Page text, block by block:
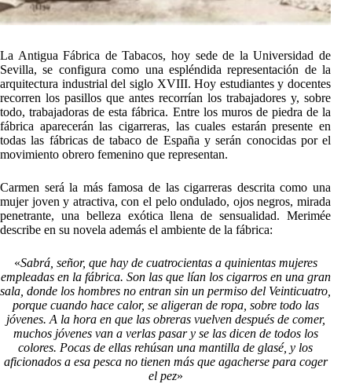
La Antigua Fábrica de Tabacos, hoy sede de la Universidad de
Sevilla, se configura como una espléndida representación de la
arquitectura industrial del siglo XVIII. Hoy estudiantes y docentes
recorren los pasillos que antes recorrían los trabajadores y, sobre
todo, trabajadoras de esta fábrica. Entre los muros de piedra de la
fábrica aparecerán las cigarreras, las cuales estarán presente en
todas las fábricas de tabaco de España y serán conocidas por el
movimiento obrero femenino que representan.
Carmen será la más famosa de las cigarreras descrita como una
mujer joven y atractiva, con el pelo ondulado, ojos negros, mirada
penetrante, una belleza exótica llena de sensualidad. Merimée
describe en su novela además el ambiente de la fábrica:
«Sabrá, señor, que hay de cuatrocientas a quinientas mujeres
empleadas en la fábrica. Son las que lían los cigarros en una gran
sala, donde los hombres no entran sin un permiso del Veinticuatro,
porque cuando hace calor, se aligeran de ropa, sobre todo las
jóvenes. A la hora en que las obreras vuelven después de comer,
muchos jóvenes van a verlas pasar y se las dicen de todos los
colores. Pocas de ellas rehúsan una mantilla de glasé, y los
aficionados a esa pesca no tienen más que agacherse para coger
el pez»